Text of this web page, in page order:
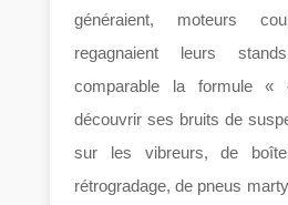
généraient, moteurs
regagnaient leurs
comparable la formule
découvrir ses bruits de
sur les vibreurs, de
rétrogradage, de pneus